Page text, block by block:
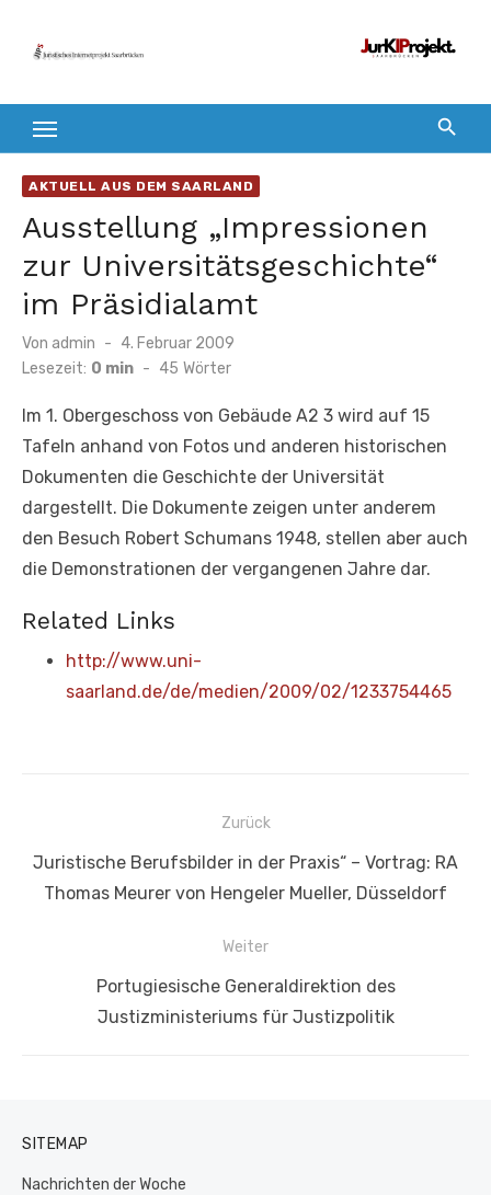
Inhalt
AKTUELL AUS DEM SAARLAND
Ausstellung „Impressionen
zur Universitätsgeschichte“
im Präsidialamt
Von admin
Veröffentlicht
am
4. Februar 2009
Lesezeit: 0 min - 45 Wörter
Im 1. Obergeschoss von Gebäude A2 3 wird auf 15
Tafeln anhand von Fotos und anderen historischen
Dokumenten die Geschichte der Universität
dargestellt. Die Dokumente zeigen unter anderem
den Besuch Robert Schumans 1948, stellen aber auch
die Demonstrationen der vergangenen Jahre dar.
Related Links
http://www.uni-
saarland.de/de/medien/2009/02/1233754465
Beitragsnavigation
Zurück
Vorheriger
Beitrag:
Juristische Berufsbilder in der Praxis“ – Vortrag: RA
Thomas Meurer von Hengeler Mueller, Düsseldorf
Weiter
NächsterPortugiesische Generaldirektion des
Justizministeriums für Justizpolitik
SITEMAP
Nachrichten der Woche